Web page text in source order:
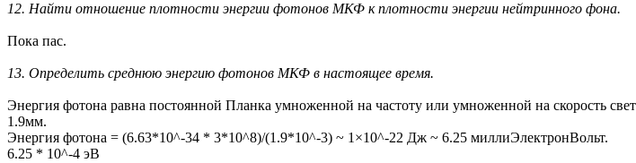
12. Найти отношение плотности энергии фотонов МКФ к плотности энергии нейтринного фона.
Пока пас.
13. Определить среднюю энергию фотонов МКФ в настоящее время.
Энергия фотона равна постоянной Планка умноженной на частоту или умноженной на скорость
1.9мм.
Энергия фотона = (6.63*10^-34 * 3*10^8)/(1.9*10^-3) ~ 1×10^-22 Дж ~ 6.25 миллиЭлектронВольт.
6.25 * 10^-4 эВ